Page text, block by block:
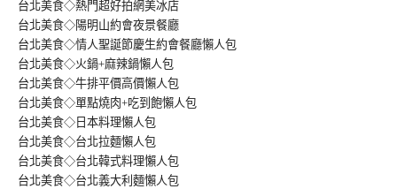
台北美食◇熱門超好拍網美冰店
台北美食◇陽明山約會夜景餐廳
台北美食◇情人聖誕節慶生約會餐廳懶人包
台北美食◇火鍋+麻辣鍋懶人包
台北美食◇牛排平價高價懶人包
台北美食◇單點燒肉+吃到飽懶人包
台北美食◇日本料理懶人包
台北美食◇台北拉麵懶人包
台北美食◇台北韓式料理懶人包
台北美食◇台北義大利麵懶人包